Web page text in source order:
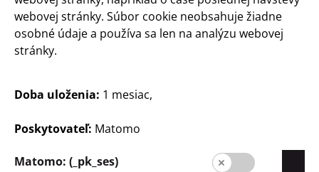
Informácia pre zákazníkov
Vyhľadávač pobočiek
webovej stránky. Súbor cookie neobsahuje žiadne
osobné údaje a používa sa len na analýzu webovej
stránky.
Doba uloženia: 1 mesiac,
Poskytovateľ: Matomo
Matomo: (_pk_ses)